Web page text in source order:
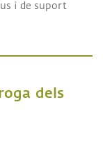
i de suport
dels